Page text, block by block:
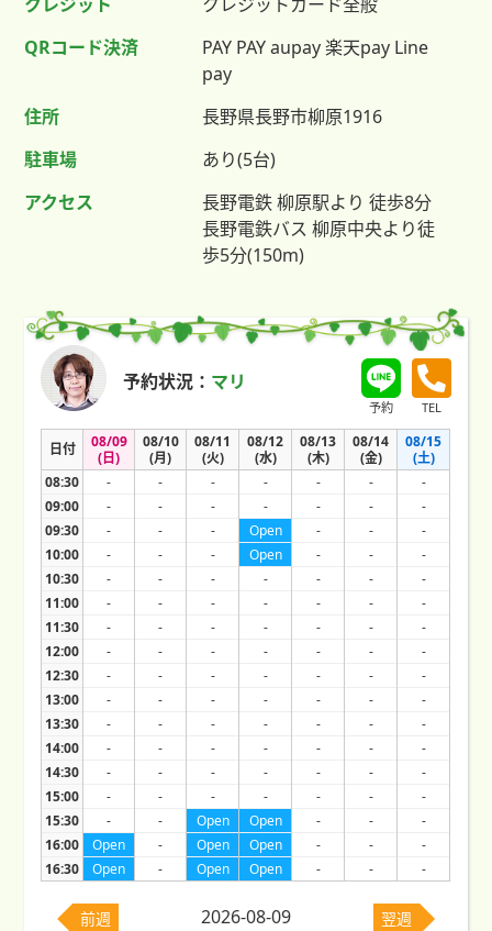
QRコード決済
PAY PAY aupay 楽天pay Line
pay
住所
長野県長野市柳原1916
駐車場
あり(5台)
アクセス
長野電鉄 柳原駅より 徒歩8分
長野電鉄バス 柳原中央より徒
歩5分(150m)
予約状況： マリ
予約 TEL
日付
08/09
(日)
08/10
(月)
08/11
(火)
08/12
(水)
08/13
(木)
08/14
(金)
08/15
(土)
08:30
- - - - - -
-
09:00
- - - - - -
-
09:30
- - - Open - -
-
10:00
- - - Open - -
-
10:30
- - - - - -
-
11:00
- - - - - -
-
11:30
- - - - - -
-
12:00
- - - - - -
-
12:30
- - - - - -
-
13:00
- - - - - -
-
13:30
- - - - - -
-
14:00
- - - - - -
-
14:30
- - - - - -
-
15:00
- - - - - -
-
15:30
- - Open Open - -
-
16:00
Open - Open Open - -
-
16:30
Open - Open Open - - -
前週 2026-08-09 翌週